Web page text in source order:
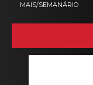
MAIS/SEMANÁRIO